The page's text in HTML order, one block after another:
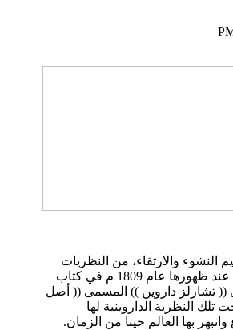
النشوء والارتقاء، من النظريات
التي أثارت ضجة عند ظهورها عام 1809 م في كتاب
(( تشارلز داروين )) المسمى (( أصل
تلك النظرية الداروينية لها
وانبهر بها العالم حينا من الزمان.